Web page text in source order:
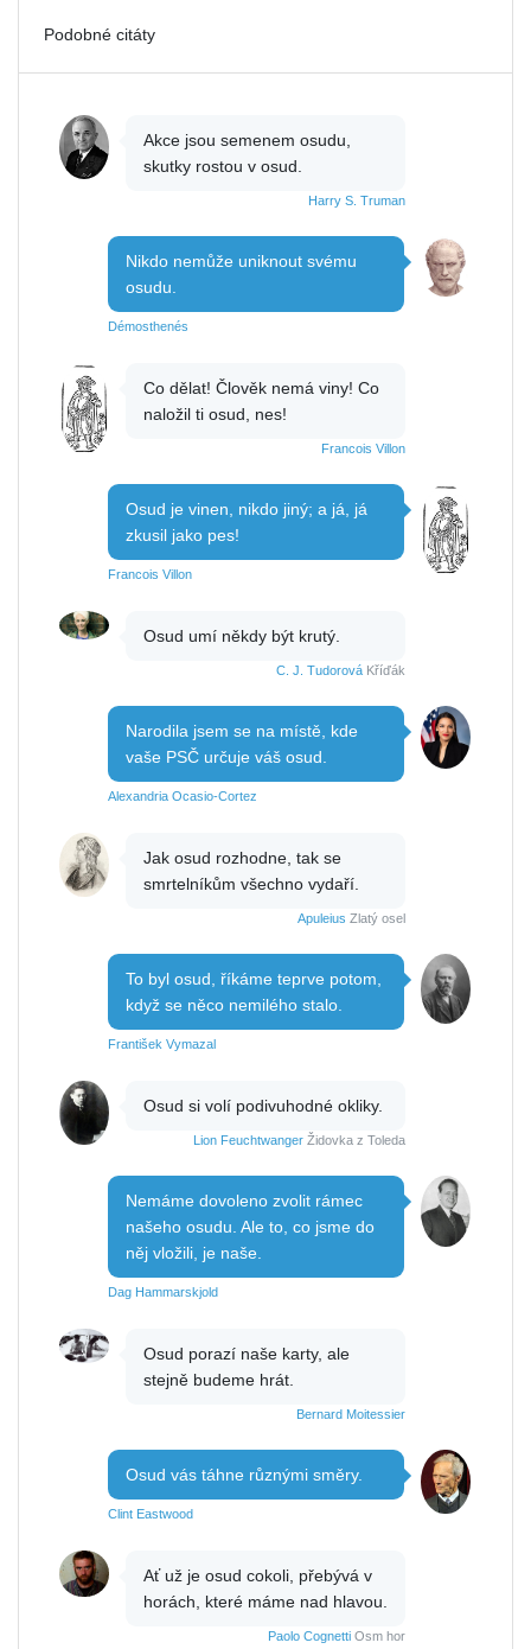
Podobné citáty
Akce jsou semenem osudu,
skutky rostou v osud.
Harry S. Truman
Nikdo nemůže uniknout svému
osudu.
Démosthenés
Co dělat! Člověk nemá viny! Co
naložil ti osud, nes!
Francois Villon
Osud je vinen, nikdo jiný; a já, já
zkusil jako pes!
Francois Villon
Osud umí někdy být krutý.
C. J. Tudorová Kříďák
Narodila jsem se na místě, kde
vaše PSČ určuje váš osud.
Alexandria Ocasio-Cortez
Jak osud rozhodne, tak se
smrtelníkům všechno vydaří.
Apuleius Zlatý osel
To byl osud, říkáme teprve potom,
když se něco nemilého stalo.
František Vymazal
Osud si volí podivuhodné okliky.
Lion Feuchtwanger Židovka z Toleda
Nemáme dovoleno zvolit rámec
našeho osudu. Ale to, co jsme do
něj vložili, je naše.
Dag Hammarskjold
Osud porazí naše karty, ale
stejně budeme hrát.
Bernard Moitessier
Osud vás táhne různými směry.
Clint Eastwood
Ať už je osud cokoli, přebývá v
horách, které máme nad hlavou.
Paolo Cognetti Osm hor